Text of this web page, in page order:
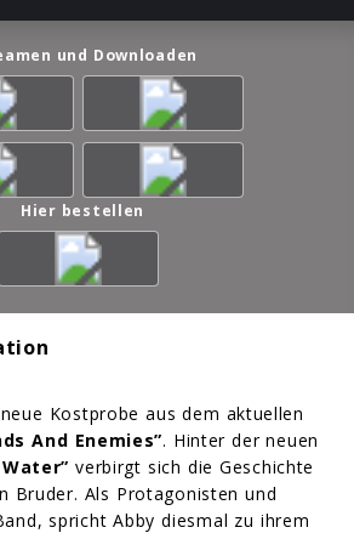
und Downloaden
Hier bestellen
Kostprobe aus dem aktuellen
And Enemies”. Hinter der neuen
Water”verbirgt sich die Geschichte
Bruder. Als Protagonisten und
spricht Abby diesmal zu ihrem